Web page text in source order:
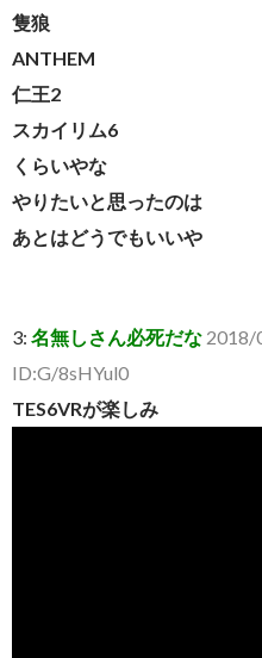
隻狼
ANTHEM
仁王2
スカイリム6
くらいやな
やりたいと思ったのは
あとはどうでもいいや
3: 名無しさん必死だな 2018/
ID:G/8sHYul0
TES6VRが楽しみ